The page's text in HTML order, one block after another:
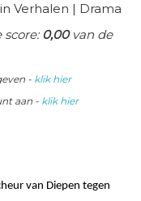
Verhalen | Drama
0,00van de
- klik hier
aan - klik hier
van Diepen tegen